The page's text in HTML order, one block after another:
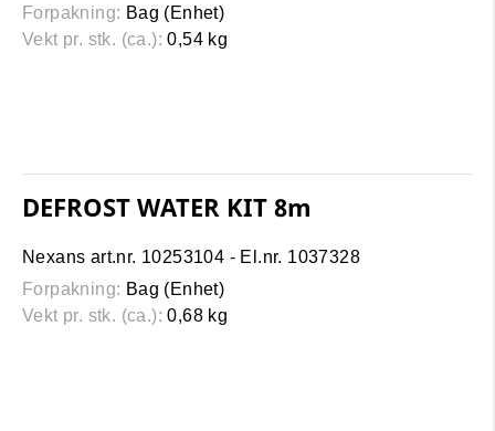
Forpakning: Bag (Enhet)
Vekt pr. stk. (ca.): 0,54 kg
DEFROST WATER KIT 8m
Nexans art.nr. 10253104 - El.nr. 1037328
Forpakning: Bag (Enhet)
Vekt pr. stk. (ca.): 0,68 kg